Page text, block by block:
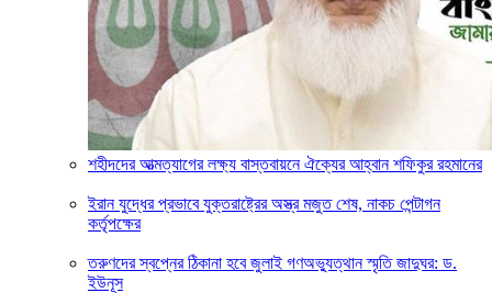
শহীদদের আত্মত্যাগের লক্ষ্য বাস্তবায়নে ঐক্যের আহ্বান শফিকুর রহমানের
ইরান যুদ্ধের প্রভাবে যুক্তরাষ্ট্রের অস্ত্র মজুত শেষ, নাকচ পেন্টাগন
কর্তৃপক্ষের
তরুণদের স্বপ্নের ঠিকানা হবে জুলাই গণঅভ্যুত্থান স্মৃতি জাদুঘর: ড.
ইউনূস